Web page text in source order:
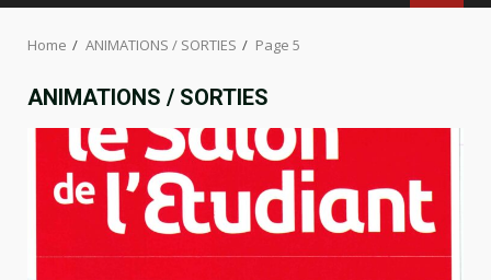
Home ANIMATIONS / SORTIES Page 5
ANIMATIONS / SORTIES